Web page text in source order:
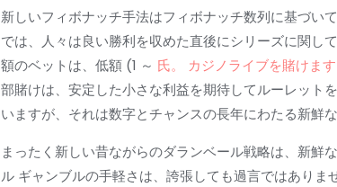
新しいフィボナッチ手法はフィボナッチ数列に基づい
では、人々は良い勝利を収めた直後にシリーズに関し
額のベットは、低額 (1 ～ 氏。 カジノライブを賭けます
部賭けは、安定した小さな利益を期待してルーレット
いますが、それは数字とチャンスの長年にわたる新鮮
まったく新しい昔ながらのダランベール戦略は、新鮮
ル ギャンブルの手軽さは、誇張しても過言ではあり